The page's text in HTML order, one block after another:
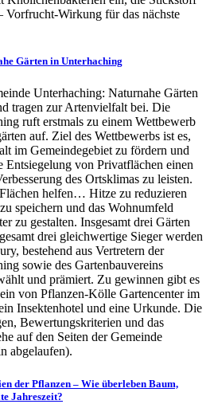
Vorfrucht-Wirkung für das nächste
Gärten in Unterhaching
Unterhaching: Naturnahe Gärten
tragen zur Artenvielfalt bei. Die
ruft erstmals zu einem Wettbewerb
auf. Ziel des Wettbewerbs ist es,
im Gemeindegebiet zu fördern und
Entsiegelung von Privatflächen einen
des Ortsklimas zu leisten.
helfen… Hitze zu reduzieren
speichern und das Wohnumfeld
zu gestalten. Insgesamt drei Gärten
drei gleichwertige Sieger werden
bestehend aus Vertretern der
sowie des Gartenbauvereins
und prämiert. Zu gewinnen gibt es
von Pflanzen-Kölle Gartencenter im
Insektenhotel und eine Urkunde. Die
Bewertungskriterien und das
auf den Seiten der Gemeinde
abgelaufen).
der Pflanzen – Wie überleben Baum,
Jahreszeit?